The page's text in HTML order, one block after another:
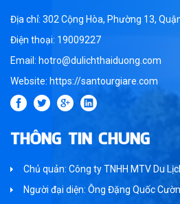
Địa chỉ: 302 Cộng Hòa, Phường 13,
Điện thoại: 19009227
Email: hotro@dulichthaiduong.com
Website: https://santourgiare.com
THÔNG TIN CHUNG
Chủ quản: Công ty TNHH MTV Du
Người đại diện: Ông Đặng Quốc